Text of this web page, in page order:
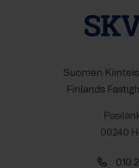
Suomen
Finlands
00240
010